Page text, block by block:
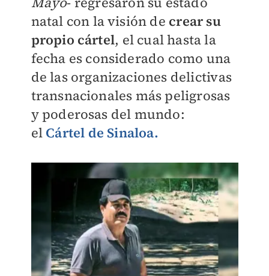
natal con la visión de crear su
propio cártel, el cual hasta la
fecha es considerado como una
de las organizaciones delictivas
transnacionales más peligrosas
y poderosas del mundo:
el Cártel de Sinaloa.